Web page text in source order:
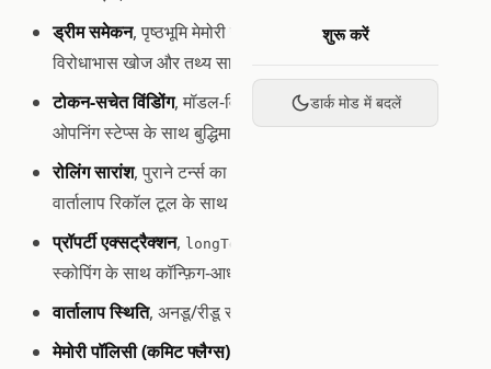
शुरू करें
डार्क मोड में बदलें
ड्रीम समेकन, पृष्ठभूमि मेमोरी रखरखाव: पुरानी एंट्रीज़ की छँटाई,
विरोधाभास खोज और तथ्य सारांश
टोकन-सचेत विंडोिंग, मॉडल-विशिष्ट टोकनाइज़र समर्थन और एंकर्ड
ओपनिंग स्टेप्स के साथ बुद्धिमान संदर्भ पैकिंग
रोलिंग सारांश, पुराने टर्न्स का LLM-संचालित वृद्धिशील सारांश,
वार्तालाप रिकॉल टूल के साथ
प्रॉपर्टी एक्सट्रैक्शन, longTerm
स्कोपिंग के साथ कॉन्फ़िग-आधारित स्लॉट-फ़िलिंग
वार्तालाप स्थिति, अनडू/रीडू समर्थन के साथ पूर्ण इतिहास
मेमोरी पॉलिसी (कमिट फ्लैग्स)